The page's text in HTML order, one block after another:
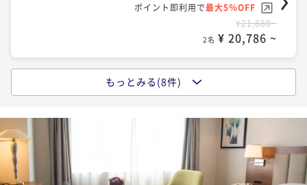
最大5％OFF
¥25,120~
¥ 23,864 ~
【早割28】スタンダードフロア ご朝食付き
朝食付き 事前決済可
IN 15:00 - 24:00 OUT12:00
ポイント即利用で
最大5％OFF
¥28,320~
2名 ¥ 26,904 ~
ポイント即利用で最大5％OFF
¥21,880~
2名 ¥ 20,786 ~
【バリュータイム】19:00チェックイン～10:00チェッ
現地決済可
IN 19:00 - 24:00 OUT10:00
ポイント即利用で
最大5％OFF
¥21,880~
¥ 20,786 ~
もっとみる(8件)